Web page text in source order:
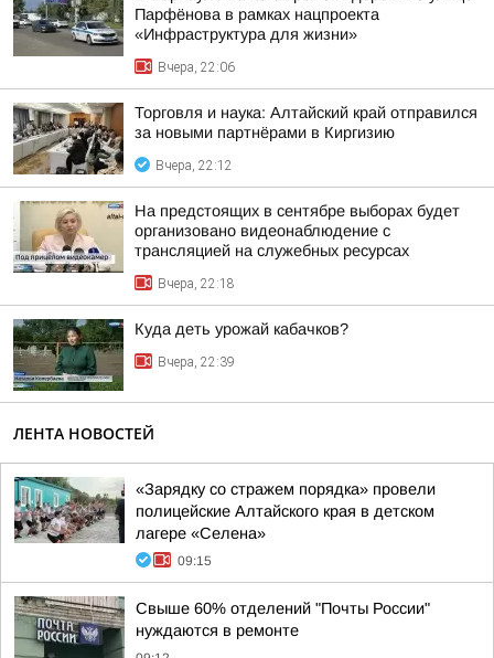
Парфёнова в рамках нацпроекта
«Инфраструктура для жизни»
Вчера, 22:06
Торговля и наука: Алтайский край отправился
за новыми партнёрами в Киргизию
Вчера, 22:12
На предстоящих в сентябре выборах будет
организовано видеонаблюдение с
трансляцией на служебных ресурсах
Вчера, 22:18
Куда деть урожай кабачков?
Вчера, 22:39
ЛЕНТА НОВОСТЕЙ
«Зарядку со стражем порядка» провели
полицейские Алтайского края в детском
лагере «Селена»
09:15
Свыше 60% отделений "Почты России"
нуждаются в ремонте